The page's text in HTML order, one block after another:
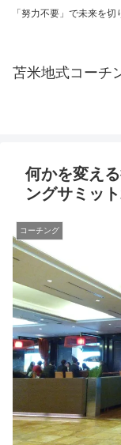
「努力不要」で未来を
苫米地式コー
何かを変え
ングサミッ
コーチング